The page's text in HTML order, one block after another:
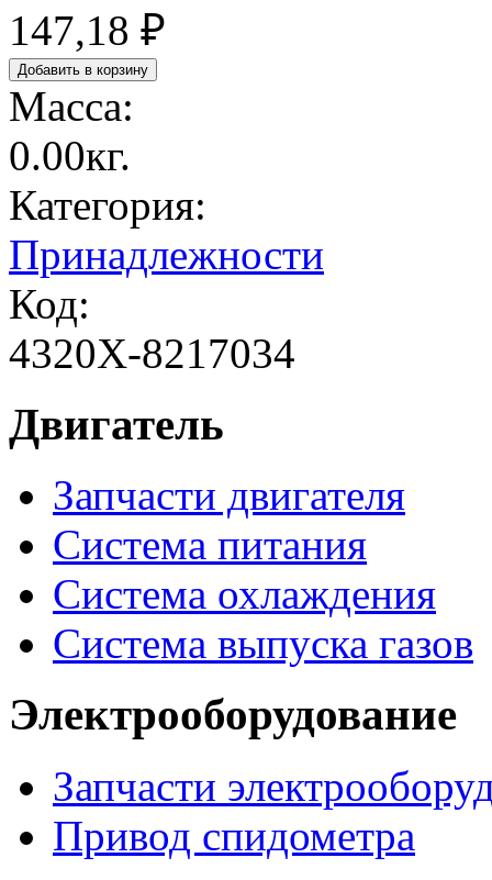
147,18 ₽
Масса:
0.00кг.
Категория:
Принадлежности
Код:
4320Х-8217034
Двигатель
Запчасти двигателя
Система питания
Система охлаждения
Система выпуска газов
Электрооборудование
Запчасти
Привод спидометра